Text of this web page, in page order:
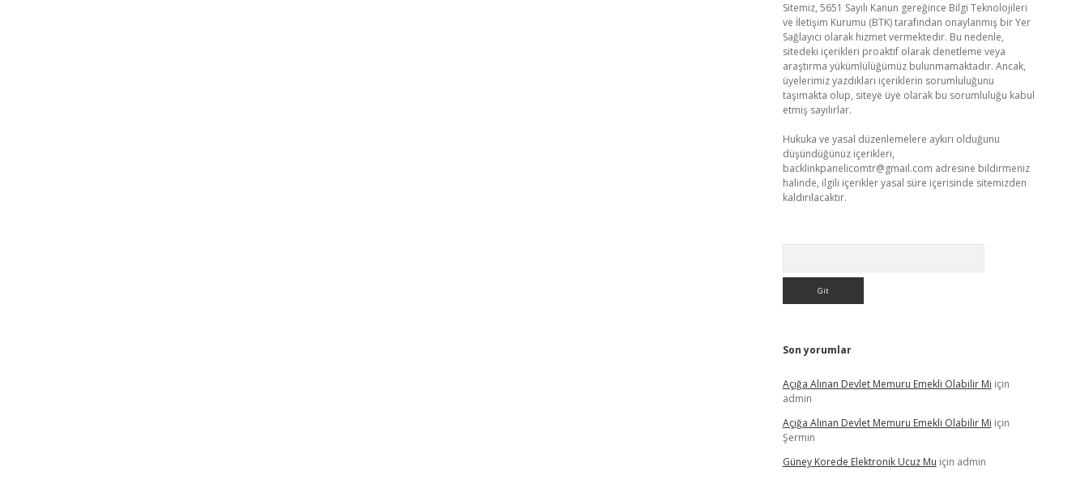
Sitemiz, 5651 Sayılı Kanun gereğince Bilgi Teknolojileri
ve İletişim Kurumu (BTK) tarafından onaylanmış bir Yer
Sağlayıcı olarak hizmet vermektedir. Bu nedenle,
sitedeki içerikleri proaktif olarak denetleme veya
araştırma yükümlülüğümüz bulunmamaktadır. Ancak,
üyelerimiz yazdıkları içeriklerin sorumluluğunu
taşımakta olup, siteye üye olarak bu sorumluluğu kabul
etmiş sayılırlar.
Hukuka ve yasal düzenlemelere aykırı olduğunu
düşündüğünüz içerikleri,
backlinkpanelicomtr@gmail.com adresine bildirmeniz
halinde, ilgili içerikler yasal süre içerisinde sitemizden
kaldırılacaktır.
Son yorumlar
Açığa Alınan Devlet Memuru Emekli Olabilir Mi için
admin
Açığa Alınan Devlet Memuru Emekli Olabilir Mi için
Şermin
Güney Korede Elektronik Ucuz Mu için admin